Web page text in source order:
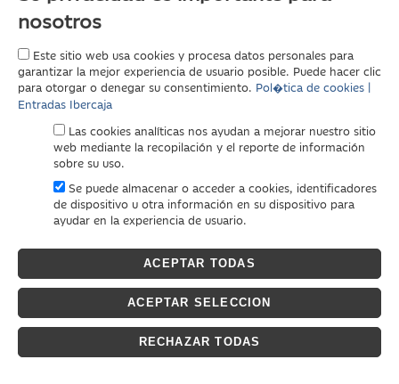
nosotros
Este sitio web usa cookies y procesa datos personales para
garantizar la mejor experiencia de usuario posible. Puede hacer clic
para otorgar o denegar su consentimiento. Pol�tica de cookies |
Entradas Ibercaja
Las cookies analíticas nos ayudan a mejorar nuestro sitio
web mediante la recopilación y el reporte de información
sobre su uso.
Se puede almacenar o acceder a cookies, identificadores
de dispositivo u otra información en su dispositivo para
ayudar en la experiencia de usuario.
ACEPTAR TODAS
ACEPTAR SELECCION
RECHAZAR TODAS